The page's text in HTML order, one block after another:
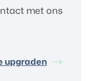
met ons
upgraden